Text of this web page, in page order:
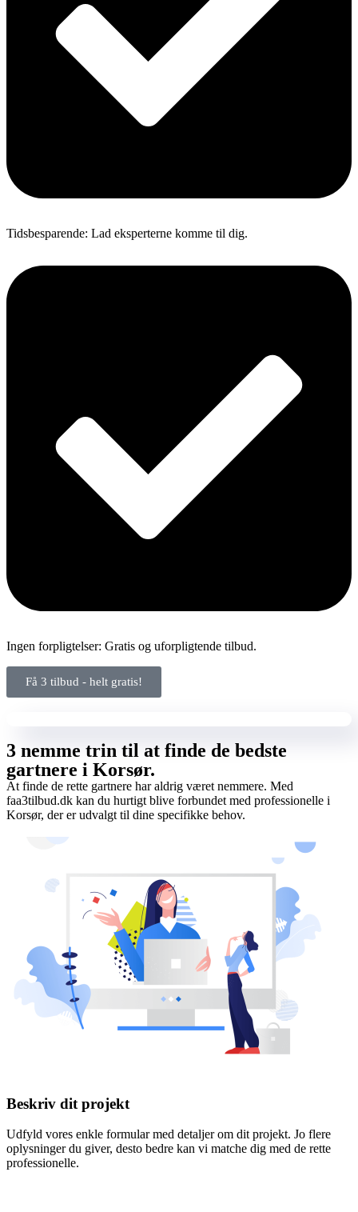
Tidsbesparende: Lad eksperterne komme til dig.
Ingen forpligtelser: Gratis og uforpligtende tilbud.
Få 3 tilbud - helt gratis!
3 nemme trin til at finde de bedste
gartnere i Korsør.
At finde de rette gartnere har aldrig været nemmere. Med
faa3tilbud.dk kan du hurtigt blive forbundet med professionelle i
Korsør, der er udvalgt til dine specifikke behov.
Beskriv dit projekt
Udfyld vores enkle formular med detaljer om dit projekt. Jo flere
oplysninger du giver, desto bedre kan vi matche dig med de rette
professionelle.